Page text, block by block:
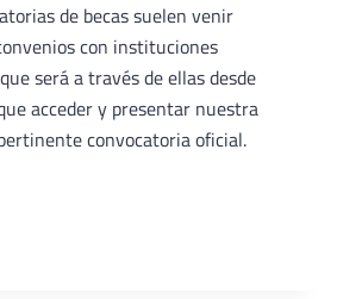
de becas suelen venir
con instituciones
será a través de ellas desde
acceder y presentar nuestra
convocatoria oficial.